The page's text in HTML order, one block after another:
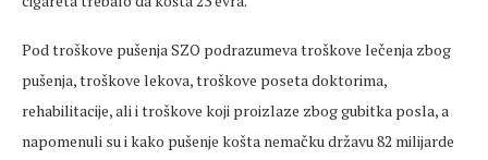
Pod troškove pušenja SZO podrazumeva troškove lečenja zbog
pušenja, troškove lekova, troškove poseta doktorima,
rehabilitacije, ali i troškove koji proizlaze zbog gubitka posla, a
napomenuli su i kako pušenje košta nemačku državu 82 milijarde